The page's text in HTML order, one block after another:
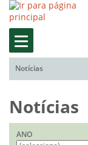
Notícias
Notícias
ANO